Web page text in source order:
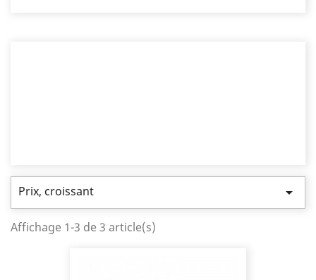
Prix, croissant 
Affichage 1-3 de 3 article(s)